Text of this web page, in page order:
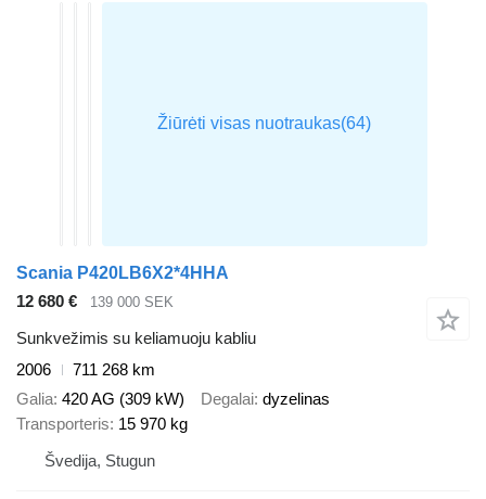
Scania P420LB6X2*4HHA
12 680 €
139 000 SEK
Sunkvežimis su keliamuoju kabliu
2006
711 268 km
Galia 420 AG (309 kW) Degalai dyzelinas
Transporteris 15 970 kg
Švedija, Stugun